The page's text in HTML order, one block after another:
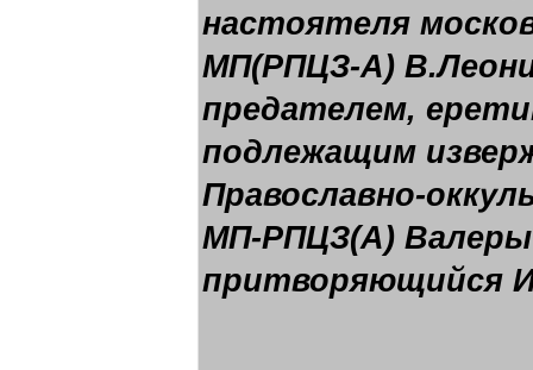
настоятеля
МП(РПЦЗ-А)
предателем,
подлежащим
Православно-
МП-РПЦЗ(А) Валеры
притворяющийся